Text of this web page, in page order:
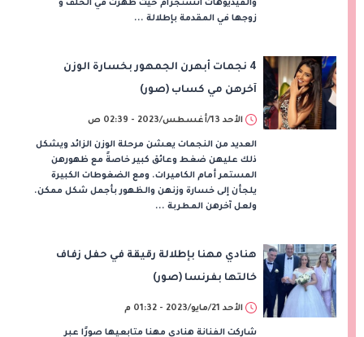
والفيديوهات انستجرام حيث ظهرت في الخلف و
زوجها في المقدمة بإطلالة ...
4 نجمات أبهرن الجمهور بخسارة الوزن
آخرهن مي كساب (صور)
الأحد 13/أغسطس/2023 - 02:39 ص
العديد من النجمات يعشن مرحلة الوزن الزائد ويشكل
ذلك عليهن ضغط وعائق كبير خاصةً مع ظهورهن
المستمر أمام الكاميرات. ومع الضغوطات الكبيرة
يلجأن إلى خسارة وزنهن والظهور بأجمل شكل ممكن.
ولعل آخرهن المطربة ...
هنادي مهنا بإطلالة رقيقة في حفل زفاف
خالتها بفرنسا (صور)
الأحد 21/مايو/2023 - 01:32 م
شاركت الفنانة هنادي مهنا متابعيها صورًا عبر